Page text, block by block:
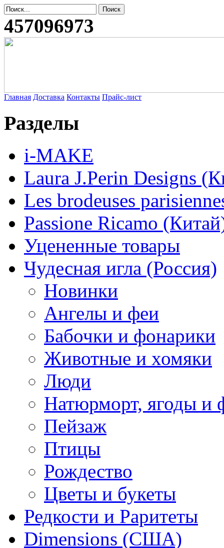
457096973
Главная Доставка Контакты Прайс-лист
Разделы
i-MAKE
Laura J.Perin Designs
Les brodeuses
Passione Ricamo
Уцененные товары
Чудесная игла (Россия)
Новинки
Ангелы и феи
Бабочки и фонарики
Животные и хомяки
Люди
Натюрморт, ягоды и
Пейзаж
Птицы
Рождество
Цветы и букеты
Редкости и Раритеты
Dimensions (США)